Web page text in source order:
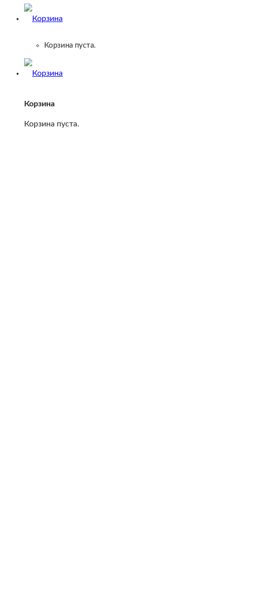
Корзина пуста.
Корзина
Корзина пуста.